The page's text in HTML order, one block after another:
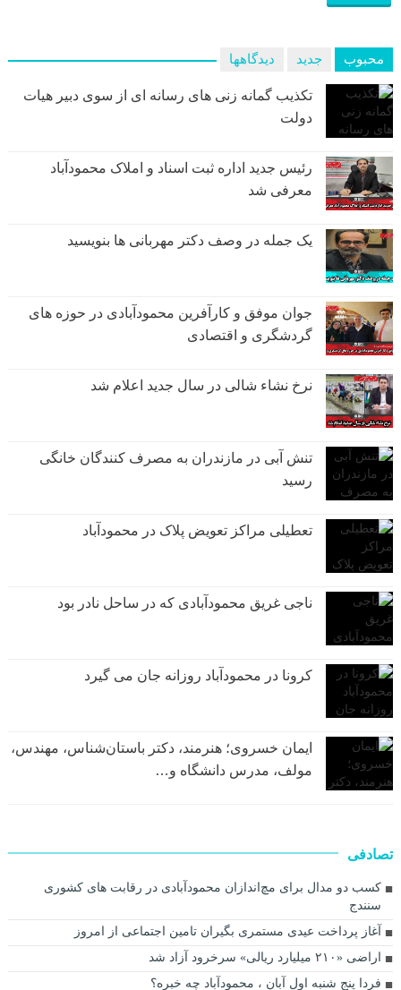
محبوب جدید دیدگاهها
تکذیب گمانه زنی های رسانه ای از سوی دبیر هیات
دولت
رئیس جدید اداره ثبت اسناد و املاک محمودآباد
معرفی شد
یک جمله در وصف دکتر مهربانی ها بنویسید
جوان موفق و کارآفرین محمودآبادی در حوزه های
گردشگری و اقتصادی
نرخ نشاء شالی در سال جدید اعلام شد
تنش آبی در مازندران به مصرف كنندگان خانگی
رسيد
تعطیلی مراکز تعویض پلاک در محمودآباد
ناجی غریق محمودآبادی که در ساحل نادر بود
کرونا در محمودآباد روزانه جان می گیرد
ایمان خسروی؛ هنرمند، دکتر باستان‌شناس، مهندس،
مولف، مدرس دانشگاه و…
تصادفی
کسب دو مدال برای مچ‌اندازان محمودآبادی در رقابت های کشوری
سنندج
آغاز پرداخت عیدی مستمری بگیران تامین اجتماعی از امروز
اراضی «۲۱۰ میلیارد ریالی» سرخرود آزاد شد
فردا پنج شنبه اول آبان ، محمودآباد چه خبره؟